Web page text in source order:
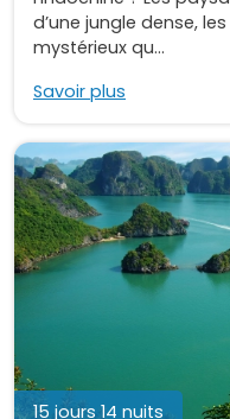
d’une jungle dense,
mystérieux qu...
Savoir plus
15 jours 14 nuits